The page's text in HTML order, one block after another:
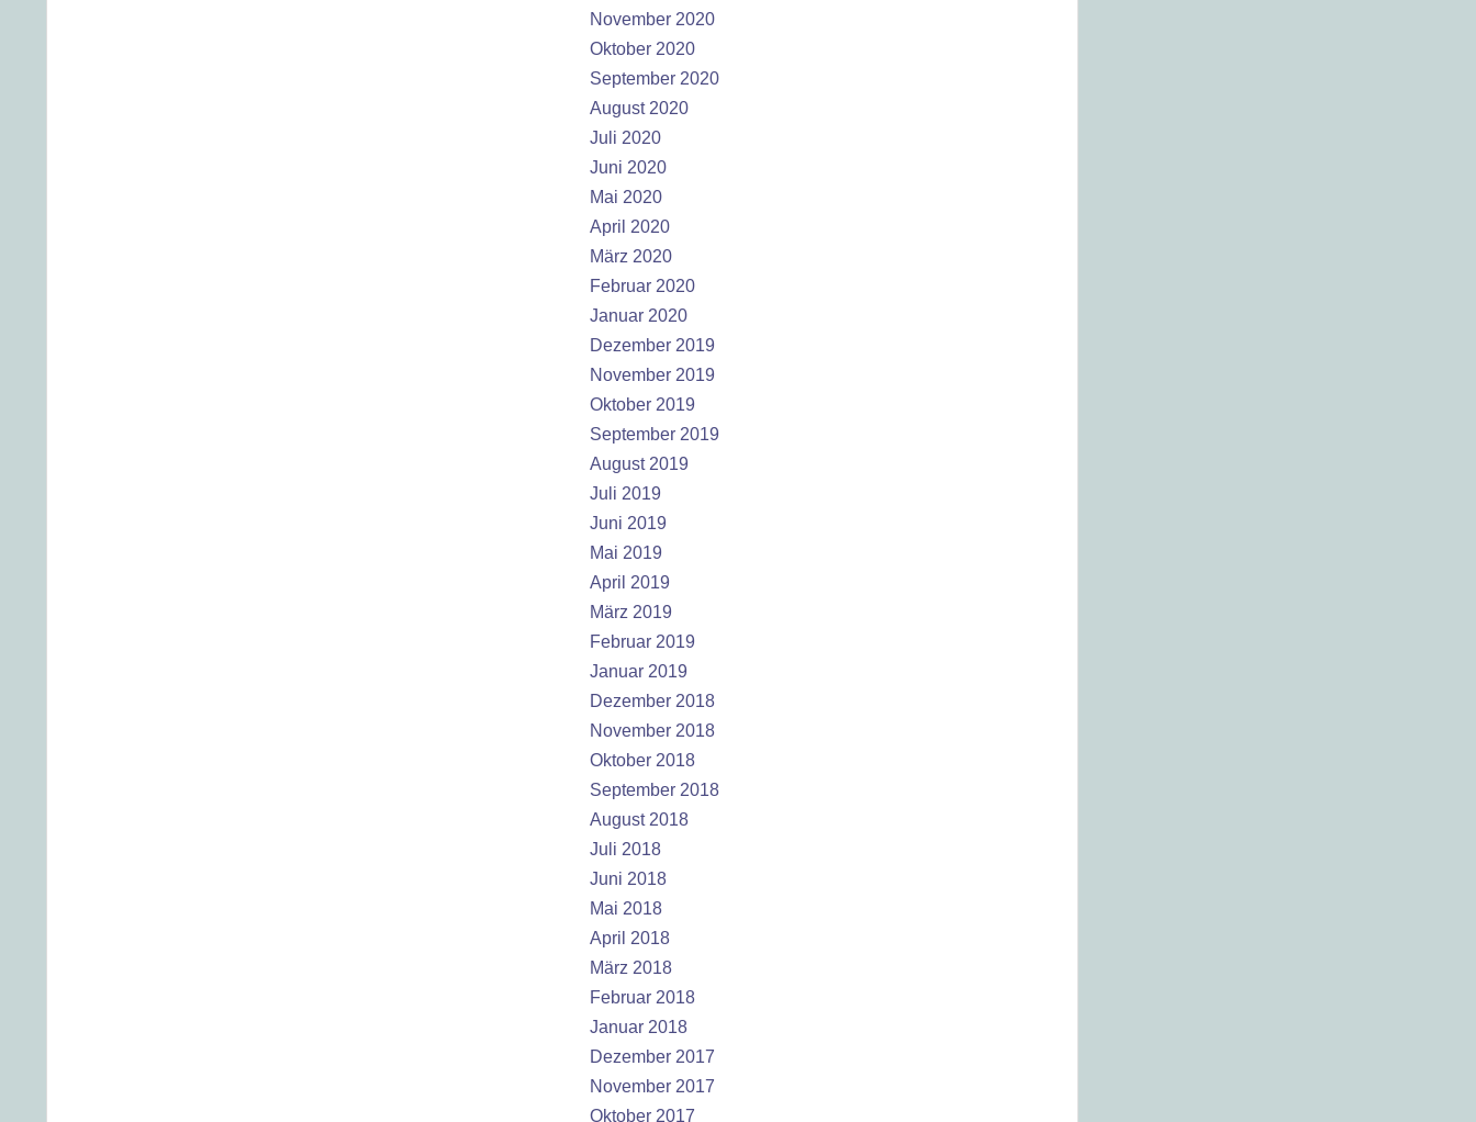
November 2020
Oktober 2020
September 2020
August 2020
Juli 2020
Juni 2020
Mai 2020
April 2020
März 2020
Februar 2020
Januar 2020
Dezember 2019
November 2019
Oktober 2019
September 2019
August 2019
Juli 2019
Juni 2019
Mai 2019
April 2019
März 2019
Februar 2019
Januar 2019
Dezember 2018
November 2018
Oktober 2018
September 2018
August 2018
Juli 2018
Juni 2018
Mai 2018
April 2018
März 2018
Februar 2018
Januar 2018
Dezember 2017
November 2017
Oktober 2017